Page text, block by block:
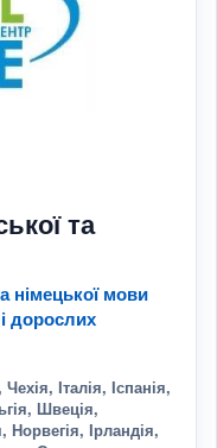
та
німецької мови
і дорослих
Італія, Іспанія,
Швеція,
Ірландія,